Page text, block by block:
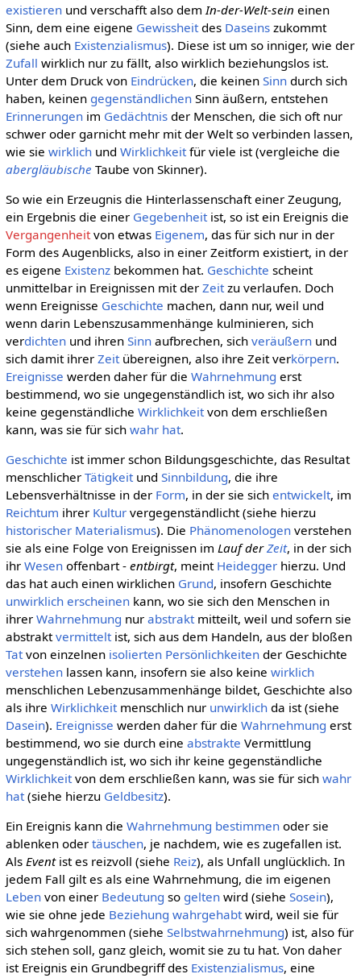
existierenund verschafft also dem In-der-Welt-sein einen
Sinn, dem eine eigene Gewissheitdes Daseinszukommt
(siehe auch Existenzialismus). Diese ist um so inniger, wie der
Zufall wirklich nur zu fällt, also wirklich beziehungslos ist.
Unter dem Druck von Eindrücken, die keinen Sinndurch sich
haben, keinen gegenständlichenSinn äußern, entstehen
Erinnerungenim Gedächtnisder Menschen, die sich oft nur
schwer oder garnicht mehr mit der Welt so verbinden lassen,
wie sie wirklichund Wirklichkeitfür viele ist (vergleiche die
abergläubische Taube von Skinner).
So wie ein Erzeugnis die Hinterlassenschaft einer Zeugung,
ein Ergebnis die einer Gegebenheitist, so ist ein Ereignis die
Vergangenheitvon etwas Eigenem, das für sich nur in der
Form des Augenblicks, also in einer Zeitform existiert, in der
es eigene Existenzbekommen hat. Geschichte scheint
unmittelbar in Ereignissen mit der Zeitzu verlaufen. Doch
wenn Ereignisse Geschichte machen, dann nur, weil und
wenn darin Lebenszusammenhänge kulminieren, sich
verdichtenund ihren Sinnaufbrechen, sich veräußernund
sich damit ihrer Zeitübereignen, also ihre Zeit verkörpern.
Ereignisse werden daher für die Wahrnehmung erst
bestimmend, wo sie ungegenständlich ist, wo sich ihr also
keine gegenständliche Wirklichkeitvon dem erschließen
kann, was sie für sich wahr hat.
Geschichte ist immer schon Bildungsgeschichte, das Resultat
menschlicher Tätigkeitund Sinnbildung, die ihre
Lebensverhältnisse in der Form, in der sie sich entwickelt, im
Reichtum ihrer Kulturvergegenständlicht (siehe hierzu
historischer Materialismus). Die Phänomenologenverstehen
sie als eine Folge von Ereignissen im Lauf derZeit, in der sich
ihr Wesenoffenbart - entbirgt, meint Heideggerhierzu. Und
das hat auch einen wirklichen Grund, insofern Geschichte
unwirklich erscheinenkann, wo sie sich den Menschen in
ihrer Wahrnehmung nur abstraktmitteilt, weil und sofern sie
abstraktvermitteltist, sich aus dem Handeln, aus der bloßen
Tatvon einzelnen isolierten Persönlichkeitender Geschichte
verstehenlassen kann, insofern sie also keine wirklich
menschlichen Lebenzusammenhänge bildet, Geschichte also
als ihre Wirklichkeitmenschlich nur unwirklichda ist (siehe
Dasein). Ereignisse werden daher für die Wahrnehmung erst
bestimmend, wo sie durch eine abstrakte Vermittlung
ungegenständlich ist, wo sich ihr keine gegenständliche
Wirklichkeitvon dem erschließen kann, was sie für sich wahr
hat(siehe hierzu Geldbesitz).
Ein Ereignis kann die Wahrnehmung bestimmenoder sie
ablenken oder täuschen, je nachdem, wie es zugefallen ist.
Als Eventist es reizvoll (siehe Reiz), als Unfall unglücklich. In
jedem Fall gilt es als eine Wahrnehmung, die im eigenen
Lebenvon einer Bedeutung so geltenwird (siehe Sosein),
wie sie ohne jede Beziehung wahrgehabtwird, weil sie für
sich wahrgenommen (siehe Selbstwahrnehmung) ist, also für
sich stehen soll, ganz gleich, womit sie zu tu hat. Von daher
ist Ereignis ein Grundbegriff des Existenzialismus, eine